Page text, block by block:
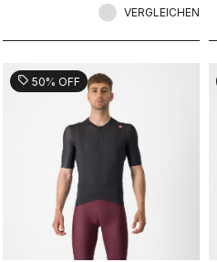
VERGLEICHEN
sell 50% OFF